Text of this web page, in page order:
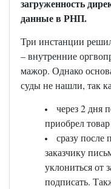
загруженность
данные в РНП.
Три инстанции
– внутренние
мажор. Однако
суды не нашли, так
через 2 дня
приобрел
сразу после
заказчику
уклониться от
подписать.